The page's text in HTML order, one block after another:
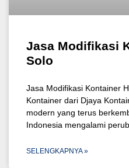
Jasa Modifikasi
Solo
Jasa Modifikasi Kontainer
Kontainer dari Djaya
modern yang terus
Indonesia mengalami
SELENGKAPNYA »